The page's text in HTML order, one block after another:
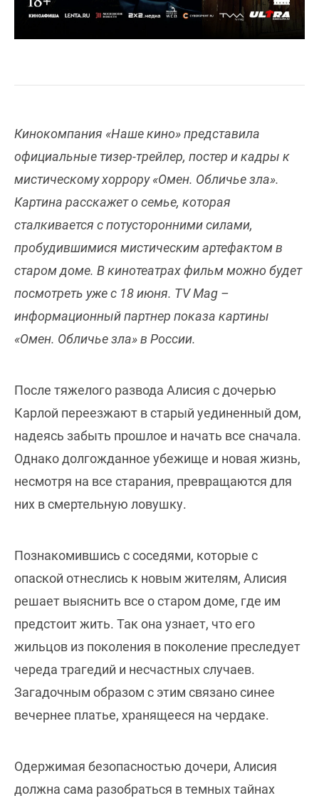
Кинокомпания «Наше кино» представила
официальные тизер-трейлер, постер и кадры к
мистическому хоррору «Омен. Обличье зла».
Картина расскажет о семье, которая
сталкивается с потусторонними силами,
пробудившимися мистическим артефактом в
старом доме. В кинотеатрах фильм можно будет
посмотреть уже с 18 июня. TV Mag –
информационный партнер показа картины
«Омен. Обличье зла» в России.
После тяжелого развода Алисия с дочерью
Карлой переезжают в старый уединенный дом,
надеясь забыть прошлое и начать все сначала.
Однако долгожданное убежище и новая жизнь,
несмотря на все старания, превращаются для
них в смертельную ловушку.
Познакомившись с соседями, которые с
опаской отнеслись к новым жителям, Алисия
решает выяснить все о старом доме, где им
предстоит жить. Так она узнает, что его
жильцов из поколения в поколение преследует
череда трагедий и несчастных случаев.
Загадочным образом с этим связано синее
вечернее платье, хранящееся на чердаке.
Одержимая безопасностью дочери, Алисия
должна сама разобраться в темных тайнах